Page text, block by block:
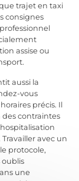
trajet en taxi
consignes
assise ou
aussi la
vous
précis. Il
contraintes
avec un
protocole,
oublis
une